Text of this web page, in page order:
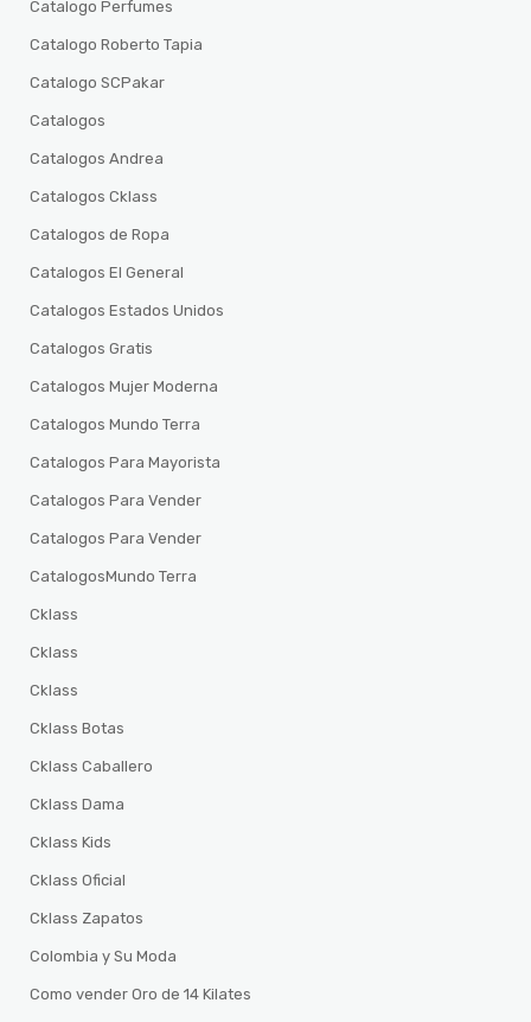
Catalogo Perfumes
Catalogo Roberto Tapia
Catalogo SCPakar
Catalogos
Catalogos Andrea
Catalogos Cklass
Catalogos de Ropa
Catalogos El General
Catalogos Estados Unidos
Catalogos Gratis
Catalogos Mujer Moderna
Catalogos Mundo Terra
Catalogos Para Mayorista
Catalogos Para Vender
Catalogos Para Vender
CatalogosMundo Terra
Cklass
Cklass
Cklass
Cklass Botas
Cklass Caballero
Cklass Dama
Cklass Kids
Cklass Oficial
Cklass Zapatos
Colombia y Su Moda
Como vender Oro de 14 Kilates